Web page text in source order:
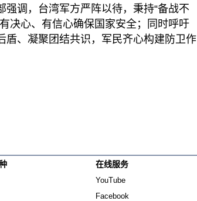
调，台湾军方严阵以待，秉持“备战不
决心、有信心确保国家安全；同时呼吁
盾、凝聚团结共识，军民齐心构建防卫作
在线服务
YouTube
Facebook